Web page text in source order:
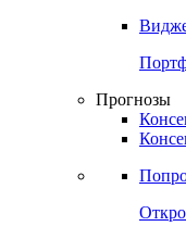
Прогнозы